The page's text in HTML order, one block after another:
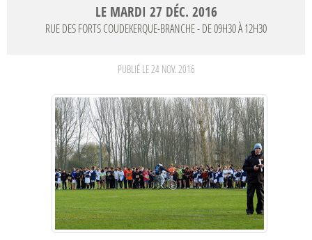
LE MARDI 27 DÉC. 2016
RUE DES FORTSCOUDEKERQUE-BRANCHE- DE 09H30 À 12H30
PUBLIÉ LE24 NOV. 2016